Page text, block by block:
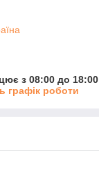
з 08:00 до 18:00
графік роботи